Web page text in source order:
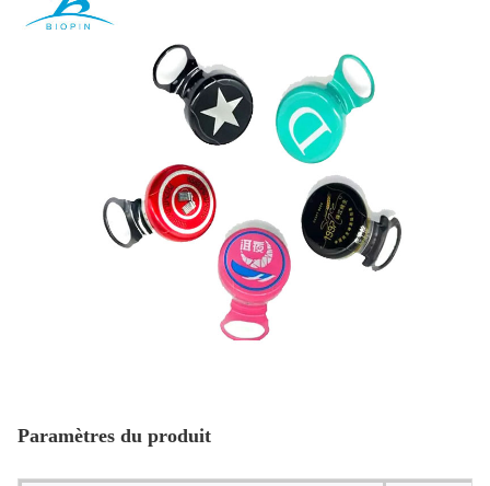
Paramètres du produit